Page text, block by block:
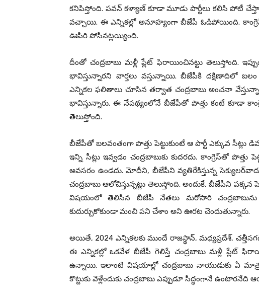
క‌నిపిస్తోంది. ప‌వ‌న్ క‌ళ్యాణ్ కూడా మూడు పార్టీలు క‌లిసి పోటీ
వ‌చ్చాయి. ఈ ఎన్నిక‌ల్లో అనూహ్యంగా బీజేపీ ఓడిపోయింది.
ఊపిరి పోసిన‌ట్ల‌య్యింది.
దీంతో చంద్ర‌బాబు మ‌ళ్లీ ప్లేట్ ఫిరాయించిన‌ట్టు తెలుస్తోంది.
భావిస్తున్నార‌ని వార్త‌లు వ‌స్తున్నాయి. బీజేపీకి ద‌క్షిణాదిలో బ‌లం
ఎన్నిక‌ల ఫ‌లితాలు చూసిన త‌ర్వాత చంద్ర‌బాబు అంచ‌నా
భావిస్తున్నారు. ఈ నేప‌థ్యంలోనే బీజేపీతో పొత్తు కంటే కూడా
తెలుస్తోంది.
బీజేపీతో బ‌ల‌వంతంగా పొత్తు పెట్టుకుంటే ఆ పార్టీ ఎక్కువ సీట్లు
ఇన్ని సీట్లు ఇవ్వ‌డం చంద్ర‌బాబుకు కుద‌ర‌దు. కాంగ్రెస్‌తో
అవ‌స‌రం ఉండ‌దు. మోదీని, బీజేపీని వ్య‌తిరేకిస్తున్న
చంద్ర‌బాబు ఆలోచిస్తున్న‌ట్లు తెలుస్తోంది. అందుకే, బీజేపీని ప‌క్క‌న
విష‌యంలో తెలిసిన బీజేపీ నేత‌లు మ‌రోసారి
కుదుర్చుకోకుండా మంచి ప‌ని చేశాం అని ఊర‌ట చెందుతున్నారు.
అయితే, 2024 ఎన్నిక‌ల‌కు ముందే రాజ‌స్థాన్‌, మ‌ధ్య‌ప్ర‌దేశ్‌,
ఈ ఎన్నిక‌ల్లో ఒకవేళ బీజేపీ గెలిస్తే చంద్ర‌బాబు మ‌ళ్లీ ప్లేట్
ఉన్నాయి. ఇలాంటి విష‌యాల్లో చంద్ర‌బాబు నాయుడుకు ఏ
కొట్టుకు వెళ్లేందుకు చంద్ర‌బాబు ఎప్పుడూ సిద్ధంగానే